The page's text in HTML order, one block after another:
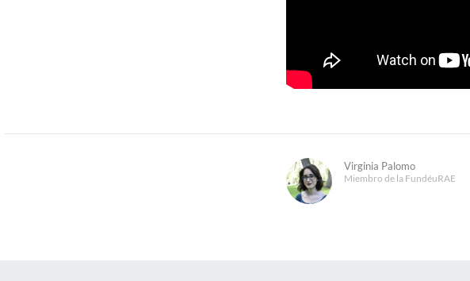
Virginia Palomo
Miembro de la FundéuRAE